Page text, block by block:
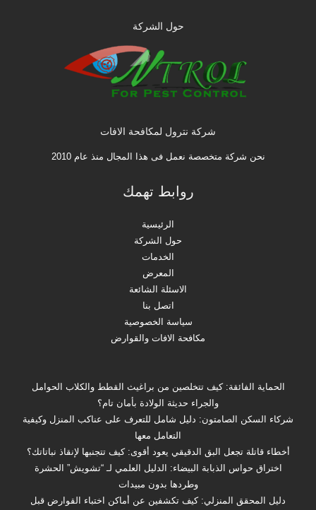
حول الشركة
شركة نترول لمكافحة الافات
نحن شركة متخصصة نعمل فى هذا المجال منذ عام 2010
روابط تهمك
الرئيسية
حول الشركة
الخدمات
المعرض
الاسئلة الشائعة
اتصل بنا
سياسة الخصوصية
مكافحة الافات والقوارض
الحماية الفائقة: كيف تتخلصين من براغيث القطط والكلاب الحوامل
والجراء حديثة الولادة بأمان تام؟
شركاء السكن الصامتون: دليل شامل للتعرف على عناكب المنزل وكيفية
التعامل معها
أخطاء قاتلة تجعل البق الدقيقي يعود أقوى: كيف تتجنبها لإنقاذ نباتاتك؟
اختراق حواس الذبابة البيضاء: الدليل العلمي لـ “تشويش” الحشرة
وطردها بدون مبيدات
دليل المحقق المنزلي: كيف تكشفين عن أماكن اختباء القوارض قبل